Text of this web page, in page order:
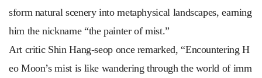
sform natural scenery into metaphysical landscapes, earning
him the nickname “the painter of mist.”
Art critic Shin Hang-seop once remarked, “Encountering H
eo Moon’s mist is like wandering through the world of imm